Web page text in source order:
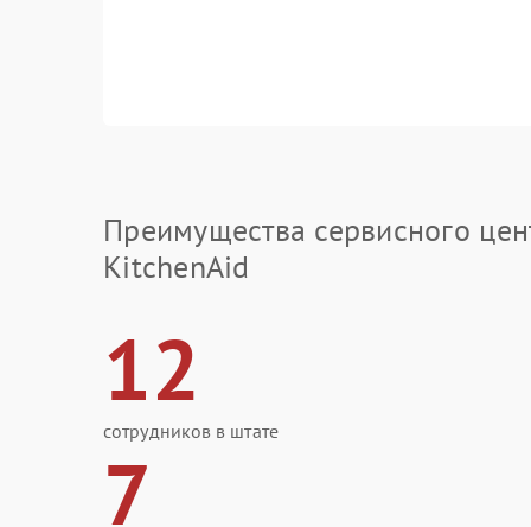
Преимущества сервисного
KitchenAid
12
сотрудников в штате
7